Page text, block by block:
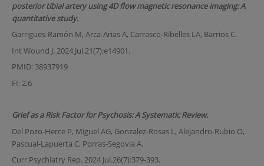
posterior tibial artery using 4D flow magnetic resonance imaging: A
quantitative study.
Garrigues-Ramón M, Arca-Arias A, Carrasco-Ribelles LA, Barrios C.
Int Wound J. 2024 Jul.21(7):e14901.
PMID: 38937919
FI: 2,6
Grief as a Risk Factor for Psychosis: A Systematic Review.
Del Pozo-Herce P, Miguel AG, Gonzalez-Rosas L, Alejandro-Rubio O,
Pascual-Lapuerta C, Porras-Segovia A.
Curr Psychiatry Rep. 2024 Jul.26(7):379-393.